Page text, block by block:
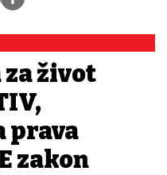
za život
prava
zakon